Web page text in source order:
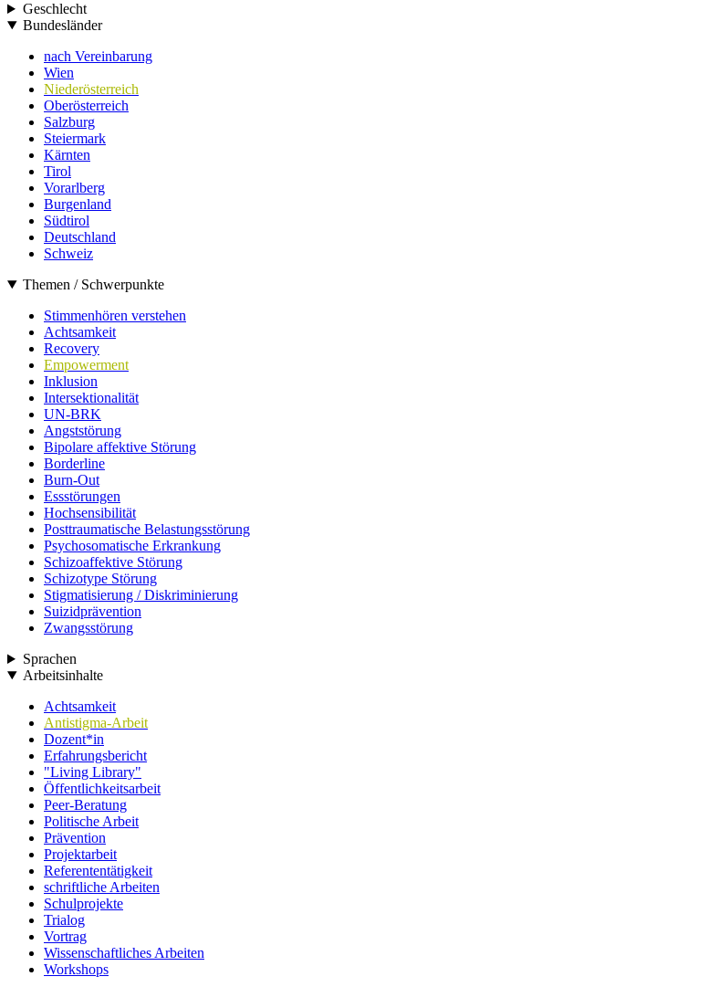
Geschlecht
Bundesländer
nach Vereinbarung
Wien
Niederösterreich
Oberösterreich
Salzburg
Steiermark
Kärnten
Tirol
Vorarlberg
Burgenland
Südtirol
Deutschland
Schweiz
Themen / Schwerpunkte
Stimmenhören verstehen
Achtsamkeit
Recovery
Empowerment
Inklusion
Intersektionalität
UN-BRK
Angststörung
Bipolare affektive Störung
Borderline
Burn-Out
Essstörungen
Hochsensibilität
Posttraumatische Belastungsstörung
Psychosomatische Erkrankung
Schizoaffektive Störung
Schizotype Störung
Stigmatisierung / Diskriminierung
Suizidprävention
Zwangsstörung
Sprachen
Arbeitsinhalte
Achtsamkeit
Antistigma-Arbeit
Dozent*in
Erfahrungsbericht
"Living Library"
Öffentlichkeitsarbeit
Peer-Beratung
Politische Arbeit
Prävention
Projektarbeit
Referententätigkeit
schriftliche Arbeiten
Schulprojekte
Trialog
Vortrag
Wissenschaftliches Arbeiten
Workshops